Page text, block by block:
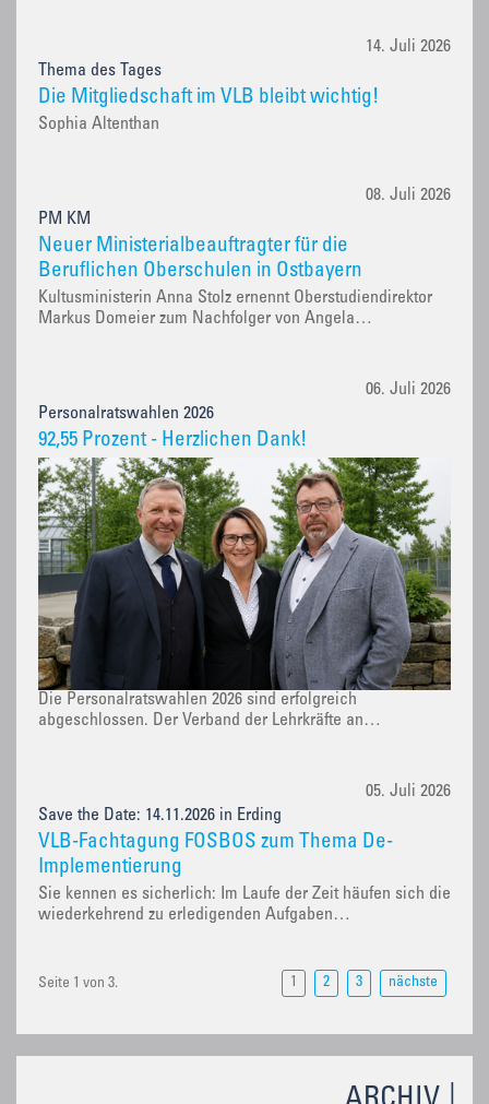
14. Juli 2026
Thema des Tages
Die Mitgliedschaft im VLB bleibt wichtig!
Sophia Altenthan
08. Juli 2026
PM KM
Neuer Ministerialbeauftragter für die
Beruflichen Oberschulen in Ostbayern
Kultusministerin Anna Stolz ernennt Oberstudiendirektor
Markus Domeier zum Nachfolger von Angela…
06. Juli 2026
Personalratswahlen 2026
92,55 Prozent - Herzlichen Dank!
Die Personalratswahlen 2026 sind erfolgreich
abgeschlossen. Der Verband der Lehrkräfte an…
05. Juli 2026
Save the Date: 14.11.2026 in Erding
VLB-Fachtagung FOSBOS zum Thema De-
Implementierung
Sie kennen es sicherlich: Im Laufe der Zeit häufen sich die
wiederkehrend zu erledigenden Aufgaben…
Seite 1 von 3. 1 2 3 nächste